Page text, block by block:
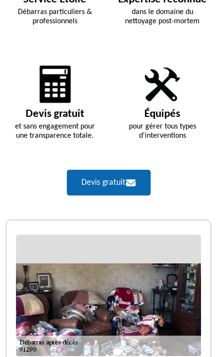
Débarras particuliers &
professionnels
dans le domaine du
nettoyage post-mortem
Devis gratuit
et sans engagement pour
une transparence totale.
Équipés
pour gérer tous types
d'interventions
Devis gratuit